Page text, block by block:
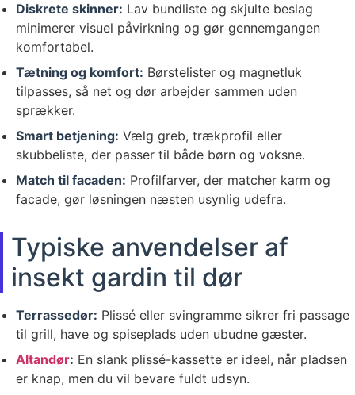
Diskrete skinner: Lav bundliste og skjulte beslag
minimerer visuel påvirkning og gør gennemgangen
komfortabel.
Tætning og komfort: Børstelister og magnetluk
tilpasses, så net og dør arbejder sammen uden
sprækker.
Smart betjening: Vælg greb, trækprofil eller
skubbeliste, der passer til både børn og voksne.
Match til facaden: Profilfarver, der matcher karm og
facade, gør løsningen næsten usynlig udefra.
Typiske anvendelser af
insekt gardin til dør
Terrassedør: Plissé eller svingramme sikrer fri passage
til grill, have og spiseplads uden ubudne gæster.
Altandør: En slank plissé-kassette er ideel, når pladsen
er knap, men du vil bevare fuldt udsyn.